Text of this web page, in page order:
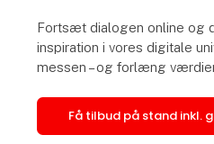
Fortsæt dialogen online og
inspiration i vores digitale
messen – og forlæng
Få tilbud på stand inkl.